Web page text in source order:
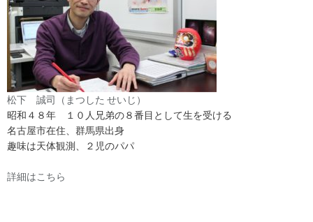
松下 誠司（まつした せいじ）
昭和４８年 １０人兄弟の８番目として生を受ける
名古屋市在住、群馬県出身
趣味は天体観測、２児のパパ
詳細はこちら